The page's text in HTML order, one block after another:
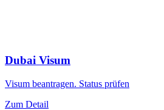
Dubai Visum
Visum beantragen. Status prüfen
Zum Detail